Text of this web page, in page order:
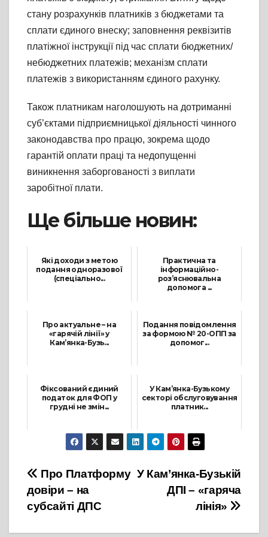
стану розрахунків платників з бюджетами та
сплати єдиного внеску; заповнення реквізитів
платіжної інструкції під час сплати бюджетних/
небюджетних платежів; механізм сплати
платежів з використанням єдиного рахунку.
Також платникам наголошують на дотриманні
суб’єктами підприємницької діяльності чинного
законодавства про працю, зокрема щодо
гарантій оплати праці та недопущенні
виникнення заборгованості з виплати
заробітної плати.
Ще більше новин:
Які доходи з метою
подання одноразової
(спеціально...
Практична та
інформаційно-
роз’яснювальна
допомога ...
Про актуальне – на
«гарячій лінії» у
Кам’янка-Бузь...
Подання повідомлення
за формою № 20-ОПП за
допомог...
Фіксований єдиний
податок для ФОП у
грудні не змін...
1 Грудня, 2021
У Кам’янка-Бузькому
секторі обслуговування
платник...
2 Червня, 2026
Навігація
записів
У Кам’янка-Бузькій
ДПІ – «гаряча
лінія»
Про Платформу
довіри – на
субсайті ДПС